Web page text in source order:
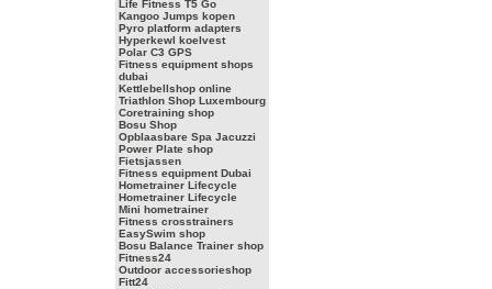
Life Fitness T5 Go
Kangoo Jumps kopen
Pyro platform adapters
Hyperkewl koelvest
Polar C3 GPS
Fitness equipment shops
dubai
Kettlebellshop online
Triathlon Shop Luxembourg
Coretraining shop
Bosu Shop
Opblaasbare Spa Jacuzzi
Power Plate shop
Fietsjassen
Fitness equipment Dubai
Hometrainer Lifecycle
Hometrainer Lifecycle
Mini hometrainer
Fitness crosstrainers
EasySwim shop
Bosu Balance Trainer shop
Fitness24
Outdoor accessorieshop
Fitt24